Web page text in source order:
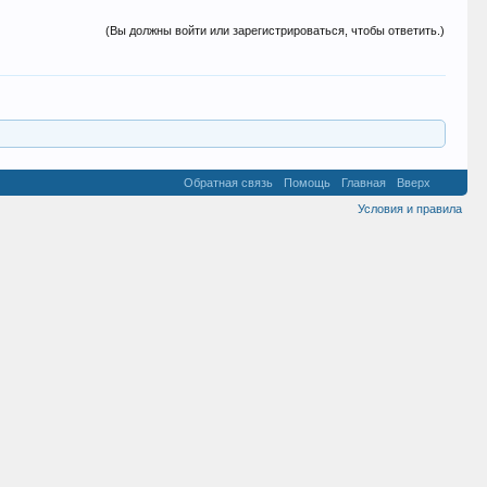
(Вы должны войти или зарегистрироваться, чтобы ответить.)
Обратная связь Помощь Главная
Вверх
Условия и правила